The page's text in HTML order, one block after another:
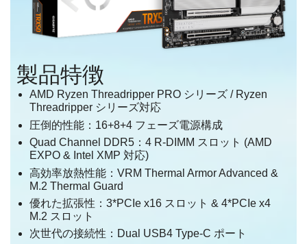
製品特徴
AMD Ryzen Threadripper PRO シリーズ / Ryzen
Threadripper シリーズ対応
圧倒的性能：16+8+4 フェーズ電源構成
Quad Channel DDR5：4 R-DIMM スロット (AMD
EXPO & Intel XMP 対応)
高効率放熱性能：VRM Thermal Armor Advanced &
M.2 Thermal Guard
優れた拡張性：3*PCIe x16 スロット & 4*PCIe x4
M.2 スロット
次世代の接続性：Dual USB4 Type-C ポート